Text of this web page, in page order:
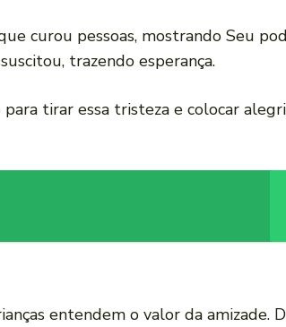
curou pessoas, mostrando Seu
trazendo esperança.
tirar essa tristeza e colocar
entendem o valor da amizade.